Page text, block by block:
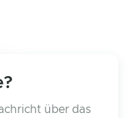
über das